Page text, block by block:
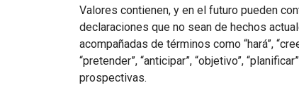
Valores contienen, y en el futuro pueden
declaraciones que no sean de hechos
acompañadas de términos como “hará”,
“pretender”, “anticipar”, “objetivo”,
prospectivas.